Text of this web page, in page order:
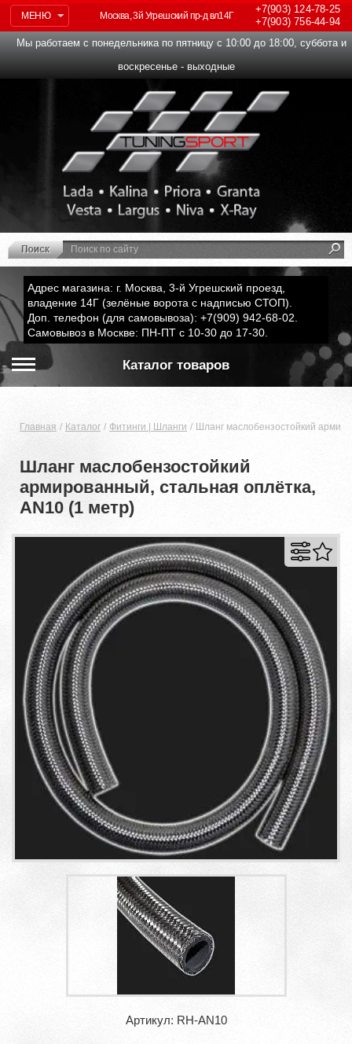
МЕНЮ
+7(903)124-78-25
+7(903)756-44-94
Москва, 3й Угрешский пр-д вл14Г
Мы работаем с понедельника по пятницу с 10:00 до 18:00, суббота и
воскресенье - выходные
Адрес магазина: г. Москва, 3-й Угрешский проезд,
владение 14Г (зелёные ворота с надписью СТОП).
Доп. телефон (для самовывоза): +7(909) 942-68-02.
Самовывоз в Москве: ПН-ПТ с 10-30 до 17-30.
Каталог товаров
Главная Каталог Фитинги | Шланги Шланг маслобензостойкий
Шланг маслобензостойкий
армированный, стальная оплётка,
AN10 (1 метр)
Артикул: RH-AN10